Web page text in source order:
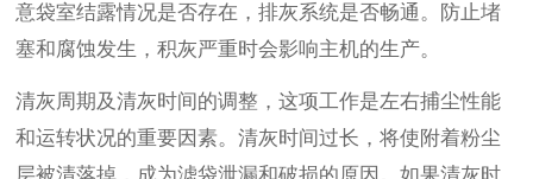
意袋室结露情况是否存在，排灰系统是否畅通。防止堵
塞和腐蚀发生，积灰严重时会影响主机的生产。
清灰周期及清灰时间的调整，这项工作是左右捕尘性能
和运转状况的重要因素。清灰时间过长，将使附着粉尘